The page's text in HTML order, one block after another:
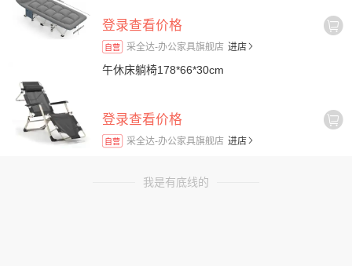
登录查看价格
自营 采全达-办公家具旗舰店 进店
午休床躺椅178*66*30cm
登录查看价格
自营 采全达-办公家具旗舰店 进店
我是有底线的